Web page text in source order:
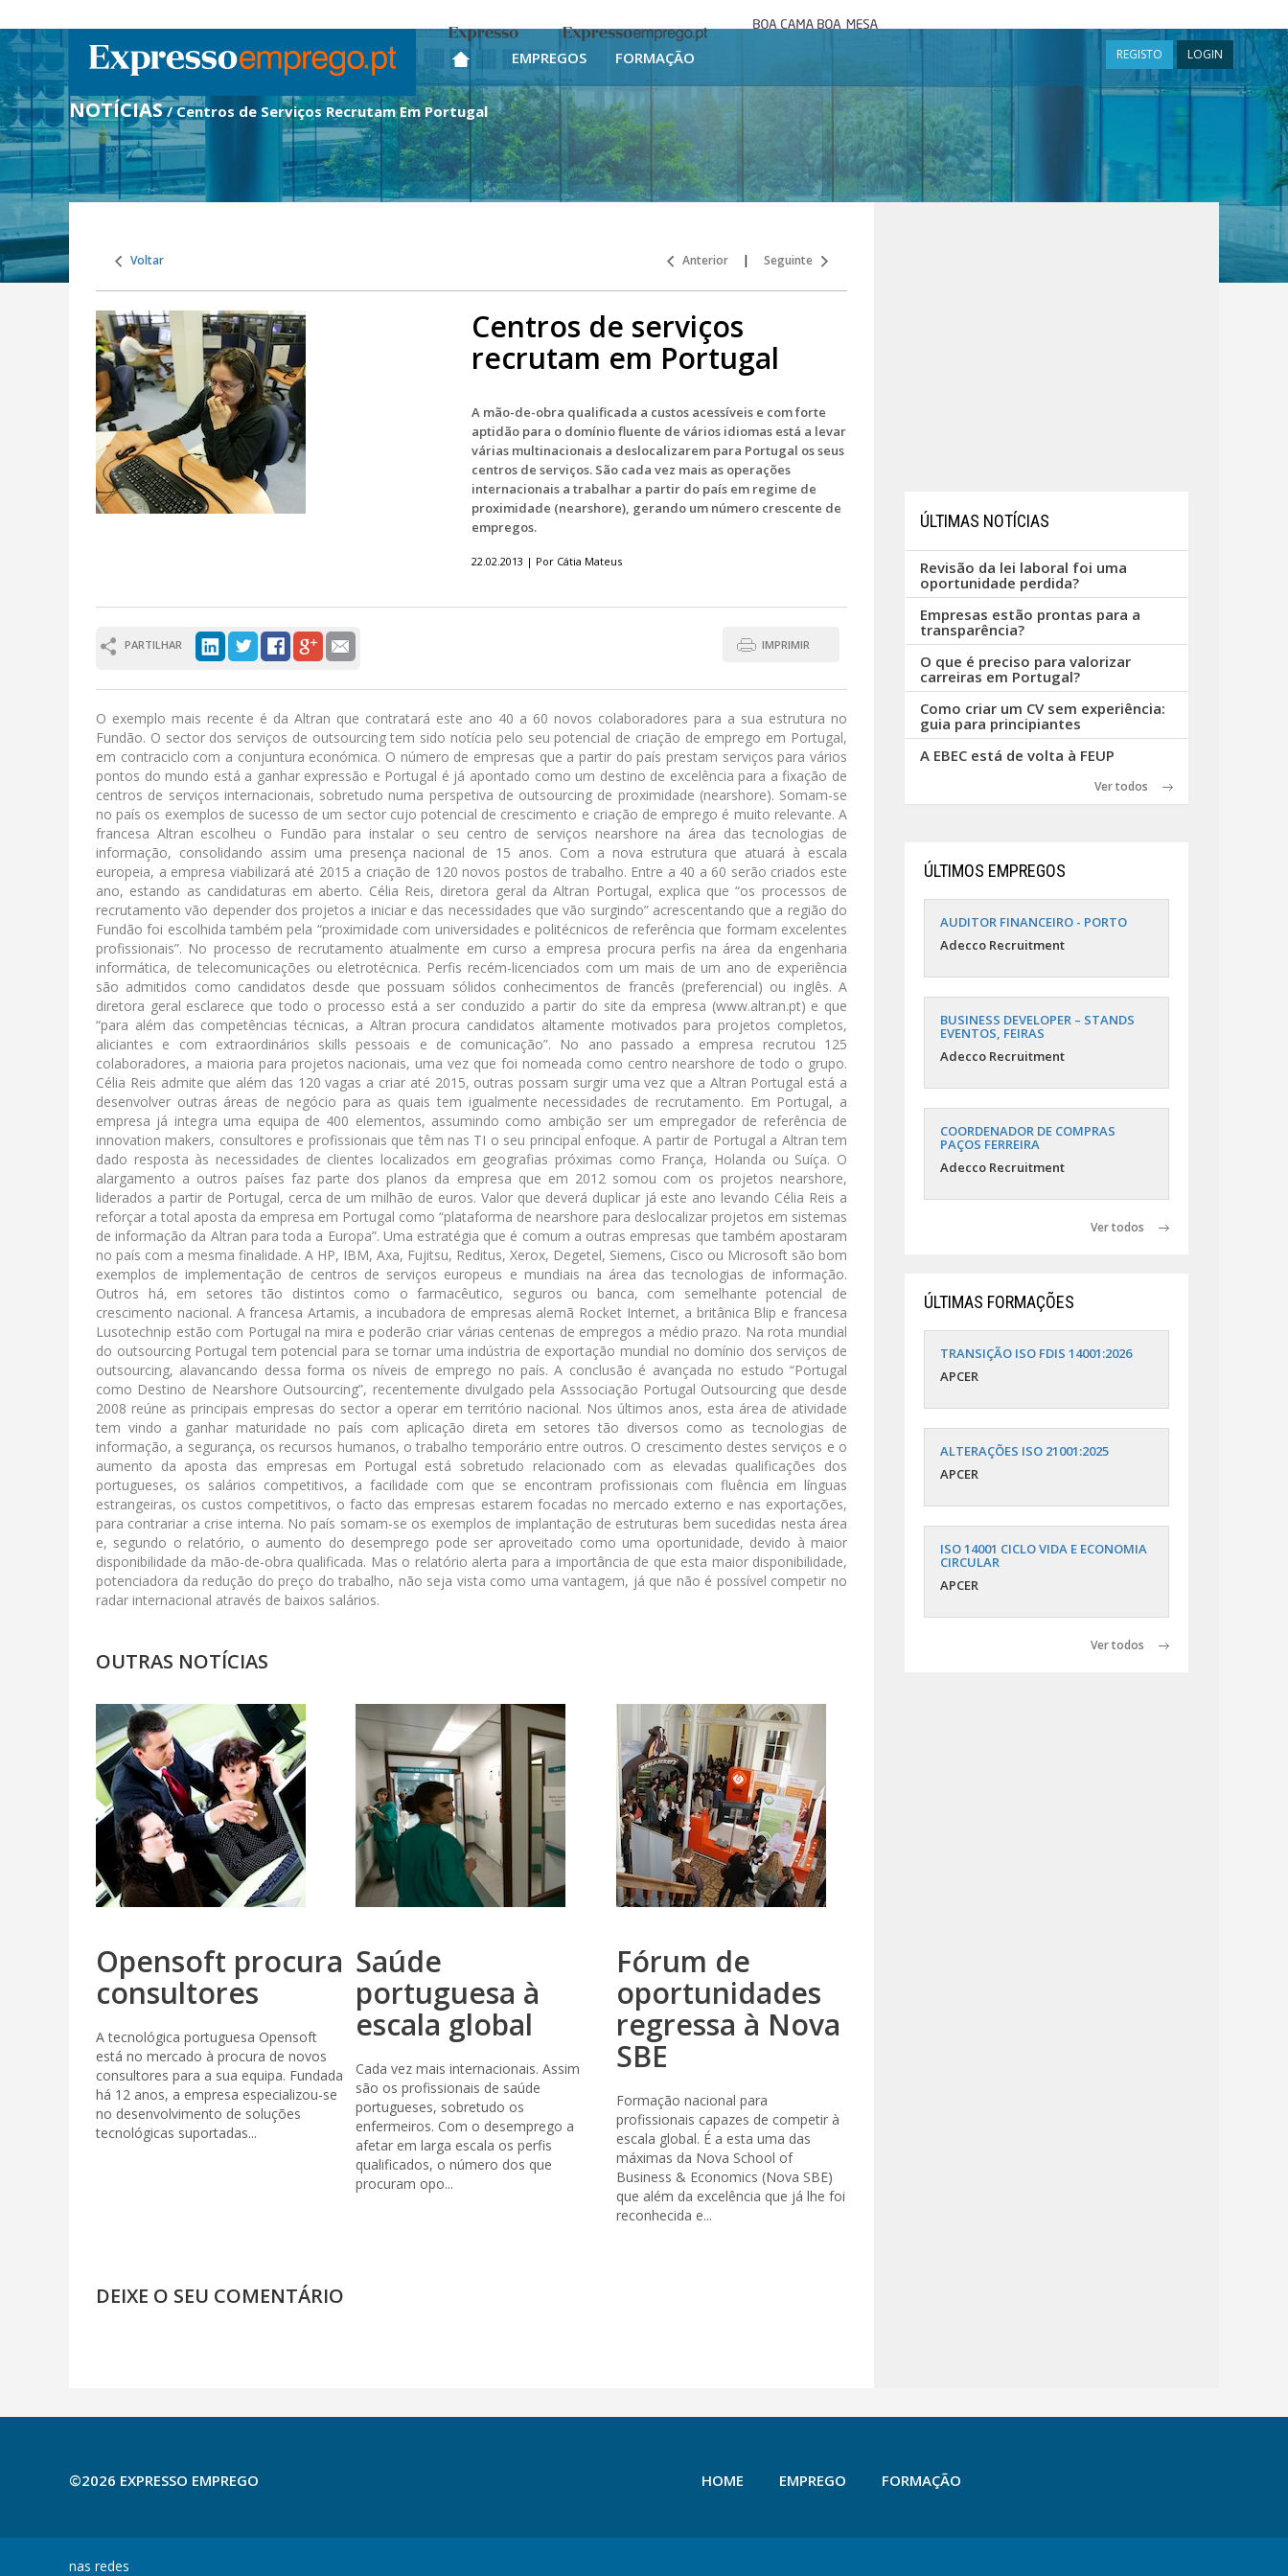
Expresso Expresso Emprego
mesa
EMPREGOS FORMAÇÃO REGISTO LOGIN
NOTÍCIAS / Centros de Serviços Recrutam Em Portugal
Voltar Anterior | Seguinte
Centros de serviços
recrutam em Portugal
A mão-de-obra qualificada a custos acessíveis e com forte
aptidão para o domínio fluente de vários idiomas está a levar
várias multinacionais a deslocalizarem para Portugal os seus
centros de serviços. São cada vez mais as operações
internacionais a trabalhar a partir do país em regime de
proximidade (nearshore), gerando um número crescente de
empregos.
22.02.2013 | Por Cátia Mateus
PARTILHAR IMPRIMIR
O exemplo mais recente é da Altran que contratará este ano 40 a 60 novos colaboradores para a sua estrutura no
Fundão. O sector dos serviços de outsourcing tem sido notícia pelo seu potencial de criação de emprego em Portugal,
em contraciclo com a conjuntura económica. O número de empresas que a partir do país prestam serviços para vários
pontos do mundo está a ganhar expressão e Portugal é já apontado como um destino de excelência para a fixação de
centros de serviços internacionais, sobretudo numa perspetiva de outsourcing de proximidade (nearshore). Somam-se
no país os exemplos de sucesso de um sector cujo potencial de crescimento e criação de emprego é muito relevante. A
francesa Altran escolheu o Fundão para instalar o seu centro de serviços nearshore na área das tecnologias de
informação, consolidando assim uma presença nacional de 15 anos. Com a nova estrutura que atuará à escala
europeia, a empresa viabilizará até 2015 a criação de 120 novos postos de trabalho. Entre a 40 a 60 serão criados este
ano, estando as candidaturas em aberto. Célia Reis, diretora geral da Altran Portugal, explica que “os processos de
recrutamento vão depender dos projetos a iniciar e das necessidades que vão surgindo” acrescentando que a região do
Fundão foi escolhida também pela “proximidade com universidades e politécnicos de referência que formam excelentes
profissionais”. No processo de recrutamento atualmente em curso a empresa procura perfis na área da engenharia
informática, de telecomunicações ou eletrotécnica. Perfis recém-licenciados com um mais de um ano de experiência
são admitidos como candidatos desde que possuam sólidos conhecimentos de francês (preferencial) ou inglês. A
diretora geral esclarece que todo o processo está a ser conduzido a partir do site da empresa (www.altran.pt) e que
“para além das competências técnicas, a Altran procura candidatos altamente motivados para projetos completos,
aliciantes e com extraordinários skills pessoais e de comunicação”. No ano passado a empresa recrutou 125
colaboradores, a maioria para projetos nacionais, uma vez que foi nomeada como centro nearshore de todo o grupo.
Célia Reis admite que além das 120 vagas a criar até 2015, outras possam surgir uma vez que a Altran Portugal está a
desenvolver outras áreas de negócio para as quais tem igualmente necessidades de recrutamento. Em Portugal, a
empresa já integra uma equipa de 400 elementos, assumindo como ambição ser um empregador de referência de
innovation makers, consultores e profissionais que têm nas TI o seu principal enfoque. A partir de Portugal a Altran tem
dado resposta às necessidades de clientes localizados em geografias próximas como França, Holanda ou Suíça. O
alargamento a outros países faz parte dos planos da empresa que em 2012 somou com os projetos nearshore,
liderados a partir de Portugal, cerca de um milhão de euros. Valor que deverá duplicar já este ano levando Célia Reis a
reforçar a total aposta da empresa em Portugal como “plataforma de nearshore para deslocalizar projetos em sistemas
de informação da Altran para toda a Europa”. Uma estratégia que é comum a outras empresas que também apostaram
no país com a mesma finalidade. A HP, IBM, Axa, Fujitsu, Reditus, Xerox, Degetel, Siemens, Cisco ou Microsoft são bom
exemplos de implementação de centros de serviços europeus e mundiais na área das tecnologias de informação.
Outros há, em setores tão distintos como o farmacêutico, seguros ou banca, com semelhante potencial de
crescimento nacional. A francesa Artamis, a incubadora de empresas alemã Rocket Internet, a britânica Blip e francesa
Lusotechnip estão com Portugal na mira e poderão criar várias centenas de empregos a médio prazo. Na rota mundial
do outsourcing Portugal tem potencial para se tornar uma indústria de exportação mundial no domínio dos serviços de
outsourcing, alavancando dessa forma os níveis de emprego no país. A conclusão é avançada no estudo “Portugal
como Destino de Nearshore Outsourcing”, recentemente divulgado pela Asssociação Portugal Outsourcing que desde
2008 reúne as principais empresas do sector a operar em território nacional. Nos últimos anos, esta área de atividade
tem vindo a ganhar maturidade no país com aplicação direta em setores tão diversos como as tecnologias de
informação, a segurança, os recursos humanos, o trabalho temporário entre outros. O crescimento destes serviços e o
aumento da aposta das empresas em Portugal está sobretudo relacionado com as elevadas qualificações dos
portugueses, os salários competitivos, a facilidade com que se encontram profissionais com fluência em línguas
estrangeiras, os custos competitivos, o facto das empresas estarem focadas no mercado externo e nas exportações,
para contrariar a crise interna. No país somam-se os exemplos de implantação de estruturas bem sucedidas nesta área
e, segundo o relatório, o aumento do desemprego pode ser aproveitado como uma oportunidade, devido à maior
disponibilidade da mão-de-obra qualificada. Mas o relatório alerta para a importância de que esta maior disponibilidade,
potenciadora da redução do preço do trabalho, não seja vista como uma vantagem, já que não é possível competir no
radar internacional através de baixos salários.
OUTRAS NOTÍCIAS
Opensoft procura
consultores
A tecnológica portuguesa Opensoft
está no mercado à procura de novos
consultores para a sua equipa. Fundada
há 12 anos, a empresa especializou-se
no desenvolvimento de soluções
tecnológicas suportadas...
Saúde
portuguesa à
escala global
Cada vez mais internacionais. Assim
são os profissionais de saúde
portugueses, sobretudo os
enfermeiros. Com o desemprego a
afetar em larga escala os perfis
qualificados, o número dos que
procuram opo...
Fórum de
oportunidades
regressa à Nova
SBE
Formação nacional para
profissionais capazes de competir à
escala global. É a esta uma das
máximas da Nova School of
Business & Economics (Nova SBE)
que além da excelência que já lhe foi
reconhecida e...
DEIXE O SEU COMENTÁRIO
ÚLTIMAS NOTÍCIAS
Revisão da lei laboral foi uma
oportunidade perdida?
Empresas estão prontas para a
transparência?
O que é preciso para valorizar
carreiras em Portugal?
Como criar um CV sem experiência:
guia para principiantes
A EBEC está de volta à FEUP
Ver todos
ÚLTIMOS EMPREGOS
AUDITOR FINANCEIRO - PORTO
Adecco Recruitment
BUSINESS DEVELOPER – STANDS
EVENTOS, FEIRAS
Adecco Recruitment
COORDENADOR DE COMPRAS
PAÇOS FERREIRA
Adecco Recruitment
Ver todos
ÚLTIMAS FORMAÇÕES
TRANSIÇÃO ISO FDIS 14001:2026
APCER
ALTERAÇÕES ISO 21001:2025
APCER
ISO 14001 CICLO VIDA E ECONOMIA
CIRCULAR
APCER
Ver todos
©2026 EXPRESSO EMPREGO HOME EMPREGO FORMAÇÃO
nas redes